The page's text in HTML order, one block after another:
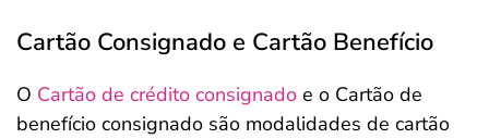
Cartão Consignado e Cartão Benefício
O Cartão de crédito consignado e o Cartão de
benefício consignado são modalidades de cartão